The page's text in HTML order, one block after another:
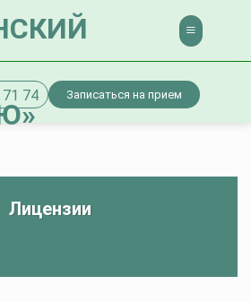
74 Записаться на прием
Лицензии